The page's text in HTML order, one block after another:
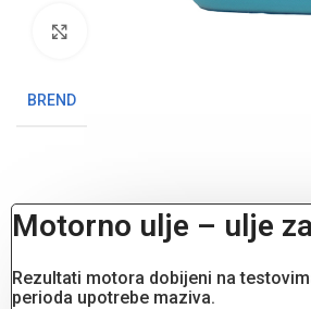
BREND
Motorno ulje – ulje
Rezultati motora dobijeni na
perioda upotrebe maziva.